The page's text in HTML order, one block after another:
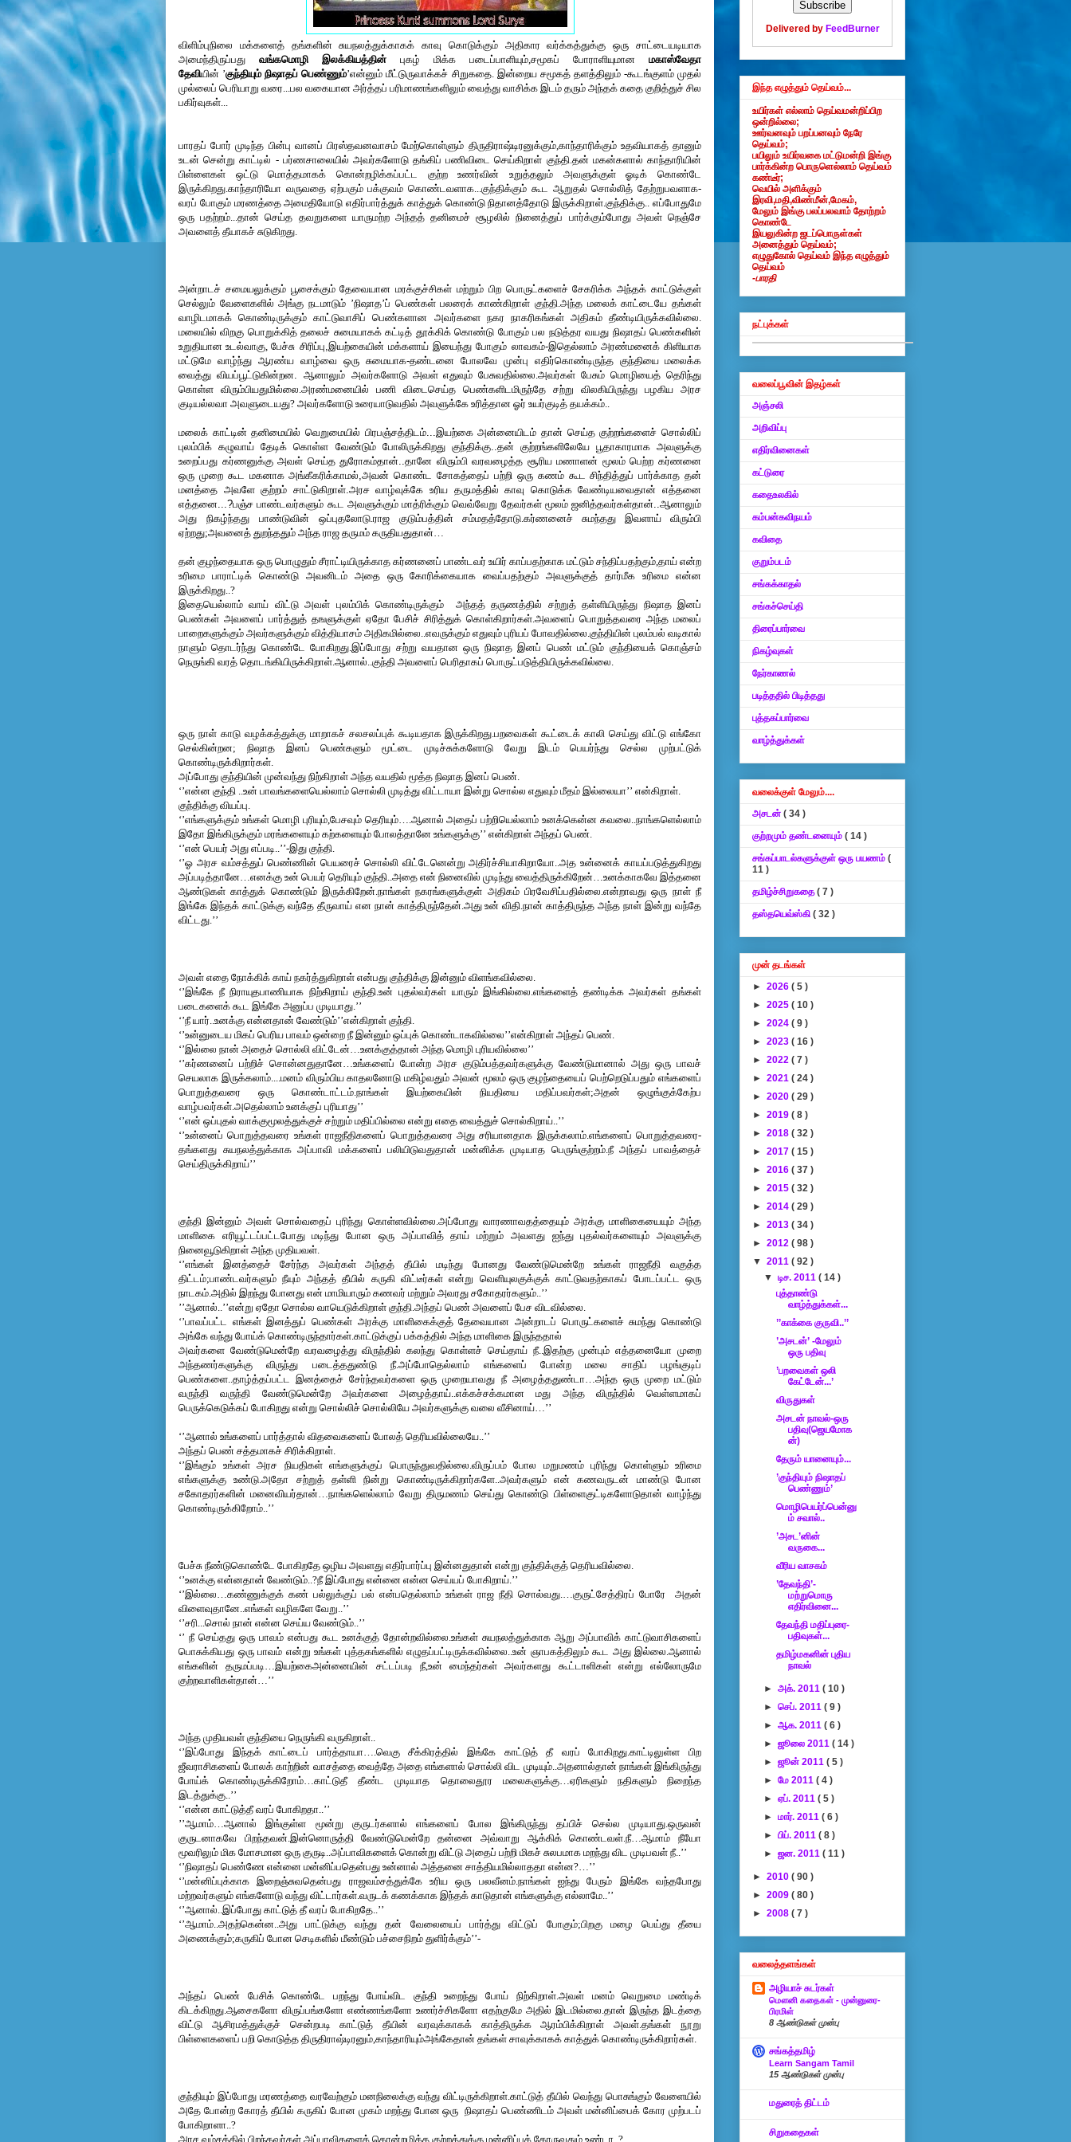
விளிம்புநிலை மக்களைத் தங்களின் சுயநலத்துக்காகக் காவு கொடுக்கும் அதிகார வர்க்கத்துக்கு ஒரு சாட்டையடியாக
அமைந்திருப்பது வங்கமொழி இலக்கியத்தின் புகழ் மிக்க படைப்பாளியும்,சமூகப் போராளியுமான மகாஸ்வேதா
தேவியின் ’குந்தியும் நிஷாதப் பெண்ணும்’என்னும் மீட்டுருவாக்கச் சிறுகதை. இன்றைய சமூகத் தளத்திலும் -கூடங்குளம் முதல்
முல்லைப் பெரியாறு வரை...பல வகையான அர்த்தப் பரிமாணங்களிலும் வைத்து வாசிக்க இடம் தரும் அந்தக் கதை குறித்துச் சில
பகிர்வுகள்...
பாரதப் போர் முடிந்த பின்பு வானப் பிரஸ்தவனவாசம் மேற்கொள்ளும் திருதிராஷ்டிரனுக்கும்,காந்தாரிக்கும் உதவியாகத் தானும்
உடன் சென்று காட்டில் - பர்ணசாலையில் அவர்களோடு தங்கிப் பணிவிடை செய்கிறாள் குந்தி.தன் மகன்களால் காந்தாரியின்
பிள்ளைகள் ஒட்டு மொத்தமாகக் கொன்றழிக்கப்பட்ட குற்ற உணர்வின் உறுத்தலும் அவளுக்குள் ஓடிக் கொண்டே
இருக்கிறது.காந்தாரியோ வருவதை ஏற்பகும் பக்குவம் கொண்டவளாக...குந்திக்கும் கூட ஆறுதல் சொல்லித் தேற்றுபவளாக-
வரப் போகும் மரணத்தை அமைதியோடு எதிர்பார்த்துக் காத்துக் கொண்டு நிதானத்தோடு இருக்கிறாள்.குந்திக்கு.. எப்போதுமே
ஒரு பதற்றம்...தான் செய்த தவறுகளை யாருமற்ற அந்தத் தனிமைச் சூழலில் நினைத்துப் பார்க்கும்போது அவள் நெஞ்சே
அவளைத் தீயாகச் சுடுகிறது.
அன்றாடச் சமையலுக்கும் பூசைக்கும் தேவையான மரக்குச்சிகள் மற்றும் பிற பொருட்களைச் சேகரிக்க அந்தக் காட்டுக்குள்
செல்லும் வேளைகளில் அங்கு நடமாடும் ’நிஷாத’ப் பெண்கள் பலரைக் காண்கிறாள் குந்தி.அந்த மலைக் காட்டையே தங்கள்
வாழிடமாகக் கொண்டிருக்கும் காட்டுவாசிப் பெண்களான அவர்களை நகர நாகரிகங்கள் அதிகம் தீண்டியிருக்கவில்லை.
மலையில் விறகு பொறுக்கித் தலைச் சுமையாகக் கட்டித் தூக்கிக் கொண்டு போகும் பல நடுத்தர வயது நிஷாதப் பெண்களின்
உறுதியான உடல்வாகு, பேச்சு சிரிப்பு,இயற்கையின் மக்களாய் இயைந்து போகும் லாவகம்-இதெல்லாம் அரண்மனைக் கிளியாக
மட்டுமே வாழ்ந்து ஆரண்ய வாழ்வை ஒரு சுமையாக-தண்டனை போலவே முன்பு எதிர்கொண்டிருந்த குந்தியை மலைக்க
வைத்து வியப்பூட்டுகின்றன. ஆனாலும் அவர்களோடு அவள் எதுவும் பேசுவதில்லை.அவர்கள் பேசும் மொழியைத் தெரிந்து
கொள்ள விரும்பியதுமில்லை.அரண்மனையில் பணி விடைசெய்த பெண்களிடமிருந்தே சற்று விலகியிருந்து பழகிய அரச
குடியல்லவா அவளுடையது? அவர்களோடு உரையாடுவதில் அவளுக்கே உரித்தான ஓர் உயர்குடித் தயக்கம்..
மலைக் காட்டின் தனிமையில் வெறுமையில் பிரபஞ்சத்திடம்...இயற்கை அன்னையிடம் தான் செய்த குற்றங்களைச் சொல்லிப்
புலம்பிக் கழுவாய் தேடிக் கொள்ள வேண்டும் போலிருக்கிறது குந்திக்கு..தன் குற்றங்களிலேயே பூதாகாரமாக அவளுக்கு
உறைப்பது கர்ணனுக்கு அவள் செய்த துரோகம்தான்..தானே விரும்பி வரவழைத்த சூரிய மணாளன் மூலம் பெற்ற கர்ணனை
ஒரு முறை கூட மகனாக அங்கீகரிக்காமல்,அவன் கொண்ட சோகத்தைப் பற்றி ஒரு கணம் கூட சிந்தித்துப் பார்க்காத தன்
மனத்தை அவளே குற்றம் சாட்டுகிறாள்.அரச வாழ்வுக்கே உரிய தருமத்தில் காவு கொடுக்க வேண்டியவைதான்
எத்தனை
எத்தனை...?பஞ்ச பாண்டவர்களும் கூட அவளுக்கும் மாத்ரிக்கும் வெவ்வேறு தேவர்கள் மூலம் ஜனித்தவர்கள்தான்..ஆனாலும்
அது
நிகழ்ந்தது பாண்டுவின்
ஒப்புதலோடு.ராஜ குடும்பத்தின் சம்மதத்தோடு.கர்ணனைச் சுமந்தது இவளாய் விரும்பி
ஏற்றது;அவனைத் துறந்ததும் அந்த ராஜ தருமம் கருதியதுதான்…
தன் குழந்தையாக ஒரு பொழுதும் சீராட்டியிருக்காத கர்ணனைப் பாண்டவர் உயிர் காப்பதற்காக மட்டும் சந்திப்பதற்கும்,தாய் என்ற
உரிமை பாராட்டிக் கொண்டு அவனிடம் அதை ஒரு கோரிக்கையாக வைப்பதற்கும் அவளுக்குத் தார்மீக உரிமை என்ன
இருக்கிறது..?
இதையெல்லாம் வாய் விட்டு அவள் புலம்பிக் கொண்டிருக்கும்  அந்தத் தருணத்தில் சற்றுத் தள்ளியிருந்து நிஷாத இனப்
பெண்கள் அவளைப் பார்த்துத் தஙளுக்குள் ஏதோ பேசிச் சிரித்துக் கொள்கிறார்கள்.அவளைப் பொறுத்தவரை அந்த மலைப்
பாறைகளுக்கும் அவர்களுக்கும் வித்தியாசம் அதிகமில்லை..எவருக்கும் எதுவும் புரியப் போவதில்லை.குந்தியின் புலம்பல் வடிகால்
நாளும் தொடர்ந்து கொண்டே போகிறது.இப்போது சற்று வயதான ஒரு நிஷாத இனப் பெண் மட்டும் குந்தியைக் கொஞ்சம்
நெருங்கி வரத் தொடங்கியிருக்கிறாள்.ஆனால்..குந்தி அவளைப் பெரிதாகப் பொருட்படுத்தியிருக்கவில்லை.
ஒரு நாள் காடு வழக்கத்துக்கு மாறாகச் சலசலப்புக் கூடியதாக இருக்கிறது.பறவைகள் கூட்டைக் காலி செய்து விட்டு எங்கோ
செல்கின்றன; நிஷாத இனப் பெண்களும் மூட்டை முடிச்சுக்களோடு வேறு இடம் பெயர்ந்து செல்ல முற்பட்டுக்
கொண்டிருக்கிறார்கள்.
அப்போது குந்தியின் முன்வந்து நிற்கிறாள் அந்த வயதில் மூத்த நிஷாத இனப் பெண்.
‘’என்ன குந்தி ..உன் பாவங்களையெல்லாம் சொல்லி முடித்து விட்டாயா இன்று சொல்ல எதுவும் மீதம் இல்லையா’’ என்கிறாள்.
குந்திக்கு வியப்பு.
‘’எங்களுக்கும் உங்கள் மொழி புரியும்,பேசவும் தெரியும்….ஆனால் அதைப் பற்றியெல்லாம் உனக்கென்ன கவலை..நாங்களெல்லாம்
இதோ இங்கிருக்கும் மரங்களையும் கற்களையும் போலத்தானே உங்களுக்கு’’ என்கிறாள் அந்தப் பெண்.
‘’என் பெயர் அது எப்படி..’’-இது குந்தி.
‘’ஓ அரச வம்சத்துப் பெண்ணின் பெயரைச் சொல்லி விட்டேனென்று அதிர்ச்சியாகிறாயோ..அத உன்னைக் காயப்படுத்துகிறது
அப்படித்தானே…எனக்கு உன் பெயர் தெரியும் குந்தி..அதை என் நினைவில் முடிந்து வைத்திருக்கிறேன்…உனக்காகவே இத்தனை
ஆண்டுகள் காத்துக் கொண்டும் இருக்கிறேன்.நாங்கள் நகரங்களுக்குள் அதிகம் பிரவேசிப்பதில்லை.என்றாவது ஒரு நாள் நீ
இங்கே இந்தக் காட்டுக்கு வந்தே தீருவாய் என நான் காத்திருந்தேன்.அது உன் விதி.நான் காத்திருந்த அந்த நாள் இன்று வந்தே
விட்டது.’’
அவள் எதை நோக்கிக் காய் நகர்த்துகிறாள் என்பது குந்திக்கு இன்னும் விளங்கவில்லை.
‘’இங்கே நீ நிராயுதபாணியாக நிற்கிறாய் குந்தி.உன் புதல்வர்கள் யாரும் இங்கில்லை.எங்களைத் தண்டிக்க அவர்கள் தங்கள்
படைகளைக் கூட இங்கே அனுப்ப முடியாது.’’
‘’நீ யார்..உனக்கு என்னதான் வேண்டும்’’என்கிறாள் குந்தி.
‘’உன்னுடைய மிகப் பெரிய பாவம் ஒன்றை நீ இன்னும் ஒப்புக் கொண்டாகவில்லை’’என்கிறாள் அந்தப் பெண்.
‘’இல்லை நான் அதைச் சொல்லி விட்டேன்…உனக்குத்தான் அந்த மொழி புரியவில்லை’’
‘’கர்ணனைப் பற்றிச் சொன்னதுதானே…உங்களைப் போன்ற அரச குடும்பத்தவர்களுக்கு வேண்டுமானால் அது ஒரு பாவச்
செயலாக இருக்கலாம்....மனம் விரும்பிய காதலனோடு மகிழ்வதும் அவன் மூலம் ஒரு குழந்தையைப் பெற்றெடுப்பதும் எங்களைப்
பொறுத்தவரை ஒரு கொண்டாட்டம்.நாங்கள் இயற்கையின் நியதியை மதிப்பவர்கள்;அதன் ஒழுங்குக்கேற்ப
வாழ்பவர்கள்.அதெல்லாம் உனக்குப் புரியாது’’
‘’என் ஒப்புதல் வாக்குமூலத்துக்குச் சற்றும் மதிப்பில்லை என்று எதை வைத்துச் சொல்கிறாய்..’’
‘’உன்னைப் பொறுத்தவரை உங்கள் ராஜநீதிகளைப் பொறுத்தவரை அது சரியானதாக இருக்கலாம்.எங்களைப் பொறுத்தவரை-
தங்களது சுயநலத்துக்காக அப்பாவி மக்களைப் பலியிடுவதுதான் மன்னிக்க முடியாத பெருங்குற்றம்.நீ அந்தப் பாவத்தைச்
செய்திருக்கிறாய்’’
குந்தி இன்னும் அவள் சொல்வதைப் புரிந்து கொள்ளவில்லை.அப்போது வாரணாவதத்தையும் அரக்கு மாளிகையையும் அந்த
மாளிகை எரியூட்டப்பட்டபோது மடிந்து போன ஒரு அப்பாவித் தாய் மற்றும் அவளது ஐந்து புதல்வர்களையும்
நினைவூடுகிறாள் அந்த முதியவள்.
‘’எங்கள் இனத்தைச் சேர்ந்த அவர்கள் அந்தத் தீயில் மடிந்து போனது வேண்டுமென்றே உங்கள் ராஜநீதி வகுத்த
திட்டம்;பாண்டவர்களும் நீயும் அந்தத் தீயில் கருகி விட்டீர்கள் என்று வெளியுலகுக்குக் காட்டுவதற்காகப் போடப்பட்ட ஒரு
நாடகம்.அதில் இறந்து போனது என் மாமியாரும் கணவர் மற்றும் அவரது சகோதரர்களும்..’’
’’ஆனால்..’’என்று ஏதோ சொல்ல வாயெடுக்கிறாள் குந்தி.அந்தப் பெண் அவளைப் பேச விடவில்லை.
‘’பாவப்பட்ட எங்கள் இனத்துப் பெண்கள் அரக்கு மாளிகைக்குத் தேவையான அன்றாடப் பொருட்களைச் சுமந்து கொண்டு
அங்கே வந்து போய்க் கொண்டிருந்தார்கள்.காட்டுக்குப் பக்கத்தில் அந்த மாளிகை இருந்ததால்
அவர்களை வேண்டுமென்றே வரவழைத்து விருந்தில் கலந்து கொள்ளச் செய்தாய் நீ..இதற்கு முன்பும் எத்தனையோ முறை
அந்தணர்களுக்கு விருந்து படைத்ததுண்டு நீ.அப்போதெல்லாம் எங்களைப் போன்ற மலை சாதிப் பழங்குடிப்
பெண்களை..தாழ்த்தப்பட்ட இனத்தைச் சேர்ந்தவர்களை ஒரு முறையாவது நீ அழைத்ததுண்டா…அந்த ஒரு முறை மட்டும்
வருந்தி வருந்தி வேண்டுமென்றே அவர்களை அழைத்தாய்..எக்கச்சக்கமான மது அந்த விருந்தில் வெள்ளமாகப்
பெருக்கெடுக்கப் போகிறது என்று சொல்லிச் சொல்லியே அவர்களுக்கு வலை வீசினாய்…’’
‘’ஆனால் உங்களைப் பார்த்தால் விதவைகளைப் போலத் தெரியவில்லையே..’’
அந்தப் பெண் சத்தமாகச் சிரிக்கிறாள்.
‘’இங்கும் உங்கள் அரச நியதிகள் எங்களுக்குப் பொருந்துவதில்லை.விருப்பம் போல மறுமணம் புரிந்து கொள்ளும் உரிமை
எங்களுக்கு உண்டு.அதோ சற்றுத் தள்ளி நின்று கொண்டிருக்கிறார்களே..அவர்களும் என் கணவருடன் மாண்டு போன
சகோதரர்களின் மனைவியர்தான்…நாங்களெல்லாம் வேறு திருமணம் செய்து கொண்டு பிள்ளைகுட்டிகளோடுதான் வாழ்ந்து
கொண்டிருக்கிறோம்..’’
பேச்சு நீண்டுகொண்டே போகிறதே ஒழிய அவளது எதிர்பார்ப்பு இன்னதுதான் என்று குந்திக்குத் தெரியவில்லை.
‘’உனக்கு என்னதான் வேண்டும்..?நீ இப்போது என்னை என்ன செய்யப் போகிறாய்.’’
‘’இல்லை…கண்ணுக்குக் கண் பல்லுக்குப் பல் என்பதெல்லாம் உங்கள் ராஜ நீதி சொல்வது.…குருட்சேத்திரப் போரே  அதன்
விளைவுதானே..எங்கள் வழிகளே வேறு..’’
‘’சரி...சொல் நான் என்ன செய்ய வேண்டும்..’’
‘’ நீ செய்தது ஒரு பாவம் என்பது கூட உனக்குத் தோன்றவில்லை.உங்கள் சுயநலத்துக்காக ஆறு அப்பாவிக் காட்டுவாசிகளைப்
பொசுக்கியது ஒரு பாவம் என்று உங்கள் புத்தகங்களில் எழுதப்பட்டிருக்கவில்லை..உன் ஞாபகத்திலும் கூட அது இல்லை.ஆனால்
எங்களின் தருமப்படி…இயற்கைஅன்னையின் சட்டப்படி நீ,உன் மைந்தர்கள் அவர்களது கூட்டாளிகள் என்று எல்லோருமே
குற்றவாளிகள்தான்…’’
அந்த முதியவள் குந்தியை நெருங்கி வருகிறாள்..
‘’இப்போது இந்தக் காட்டைப் பார்த்தாயா….வெகு சீக்கிரத்தில் இங்கே காட்டுத் தீ வரப் போகிறது.காட்டிலுள்ள பிற
ஜீவராசிகளைப் போலக் காற்றின் வாசத்தை வைத்தே அதை எங்களால் சொல்லி விட முடியும்..அதனால்தான் நாங்கள் இங்கிருந்து
போய்க் கொண்டிருக்கிறோம்…காட்டுதீ தீண்ட முடியாத தொலைதூர மலைகளுக்கு…ஏரிகளும் நதிகளும் நிறைந்த
இடத்துக்கு..’’
‘’என்ன காட்டுத்தீ வரப் போகிறதா..’’
’’ஆமாம்…ஆனால் இங்குள்ள மூன்று குருடர்களால் எங்களைப் போல இங்கிருந்து தப்பிச் செல்ல முடியாது.ஒருவன்
குருடனாகவே பிறந்தவன்.இன்னொருத்தி வேண்டுமென்றே தன்னை அவ்வாறு ஆக்கிக் கொண்டவள்.நீ…ஆமாம் நீயோ
மூவரிலும் மிக மோசமான ஒரு குருடி..அப்பாவிகளைக் கொன்று விட்டு அதைப் பற்றி மிகச் சுலபமாக மறந்து விட முடிபவள் நீ..’’
‘’நிஷாதப் பெண்ணே என்னை மன்னிப்பதென்பது உன்னால் அத்தனை சாத்தியமில்லாததா என்ன?…’’
‘’மன்னிப்புக்காக இறைஞ்சுவதென்பது ராஜவம்சத்துக்கே உரிய ஒரு பலவீனம்.நாங்கள் ஐந்து பேரும் இங்கே வந்தபோது
மற்றவர்களும் எங்களோடு வந்து விட்டார்கள்.வருடக் கணக்காக இந்தக் காடுதான் எங்களுக்கு எல்லாமே..’’
‘’ஆனால்..இப்போது காட்டுத் தீ வரப் போகிறதே..’’
‘’ஆமாம்..அதற்கென்ன..அது பாட்டுக்கு வந்து தன் வேலையைப் பார்த்து விட்டுப் போகும்;பிறகு மழை பெய்து தீயை
அணைக்கும்;கருகிப் போன செடிகளில் மீண்டும் பச்சைநிறம் துளிர்க்கும்’’-
அந்தப் பெண் பேசிக் கொண்டே பறந்து போய்விட குந்தி உறைந்து போய் நிற்கிறாள்.அவள் மனம் வெறுமை மண்டிக்
கிடக்கிறது.ஆசைகளோ விருப்பங்களோ எண்ணங்களோ உணர்ச்சிகளோ எதற்குமே அதில் இடமில்லை.தான் இருந்த இடத்தை
விட்டு ஆசிரமத்துக்குச் சென்றபடி காட்டுத் தீயின் வரவுக்காகக் காத்திருக்க ஆரம்பிக்கிறாள் அவள்.தங்கள் நூறு
பிள்ளைகளைப் பறி கொடுத்த திருதிராஷ்டிரனும்,காந்தாரியும்அங்கேதான் தங்கள் சாவுக்காகக் காத்துக் கொண்டிருக்கிறார்கள்.
குந்தியும் இப்போது மரணத்தை வரவேற்கும் மனநிலைக்கு வந்து விட்டிருக்கிறாள்.காட்டுத் தீயில் வெந்து பொசுங்கும் வேளையில்
அதே போன்ற கோரத் தீயில் கருகிப் போன முகம் மறந்து போன ஒரு  நிஷாதப் பெண்ணிடம் அவள் மன்னிப்பைக் கோர முற்படப்
போகிறாளா..?
அரச வம்சத்தில் பிறந்தவர்கள் அப்பாவிகளைக் கொன்றழித்த குற்றத்துக்கு மன்னிப்புக் கோருவதும் உண்டா..?
Delivered by FeedBurner
இந்த எழுத்தும் தெய்வம்...
உயிர்கள் எல்லாம் தெய்வமன்றிப்பிற
ஒன்றில்லை;
ஊர்வனவும் பறப்பனவும் நேரே
தெய்வம்;
பயிலும் உயிர்வகை மட்டுமன்றி இங்கு
பார்க்கின்ற பொருளெல்லாம் தெய்வம்
கண்டீர்;
வெயில் அளிக்கும்
இரவி,மதி,விண்மீன்,மேகம்,
மேலும் இங்கு பலப்பலவாம் தோற்றம்
கொண்டே
இயலுகின்ற ஜடப்பொருள்கள்
அனைத்தும் தெய்வம்;
எழுதுகோல் தெய்வம் இந்த எழுத்தும்
தெய்வம்
-பாரதி
நட்புக்கள்
வலைப்பூவின் இதழ்கள்
அஞ்சலி
அறிவிப்பு
எதிர்வினைகள்
கட்டுரை
கதைஉலகில்
கம்பன்கவிநயம்
கவிதை
குறும்படம்
சங்கக்காதல்
சங்கச்செய்தி
திரைப்பார்வை
நிகழ்வுகள்
நேர்காணல்
படித்ததில் பிடித்தது
புத்தகப்பார்வை
வாழ்த்துக்கள்
வலைக்குள் மேலும்....
அசடன் ( 34 )
குற்றமும் தண்டனையும் ( 14 )
சங்கப்பாடல்களுக்குள் ஒரு பயணம் (
11 )
தமிழ்ச்சிறுகதை( 7 )
தஸ்தயெவ்ஸ்கி ( 32 )
முன் தடங்கள்
► 2026 ( 5 )
► 2025 ( 10 )
► 2024 ( 9 )
► 2023 ( 16 )
► 2022 ( 7 )
► 2021 ( 24 )
► 2020 ( 29 )
► 2019 ( 8 )
► 2018 ( 32 )
► 2017 ( 15 )
► 2016 ( 37 )
► 2015 ( 32 )
► 2014 ( 29 )
► 2013 ( 34 )
► 2012 ( 98 )
▼ 2011 ( 92 )
▼டிச. 2011( 14 )
புத்தாண்டு
வாழ்த்துக்கள்...
’’காக்கை குருவி..’’
’அசடன்’ -மேலும்
ஒரு பதிவு
’பறவைகள் ஒலி
கேட்டேன்...’
விருதுகள்
அசடன் நாவல்-ஒரு
பதிவு(ஜெயமோக
ன்)
தேரும் யானையும்...
’குந்தியும் நிஷாதப்
பெண்ணும்’
மொழிபெயர்ப்பென்னு
ம் சவால்..
’அசட’னின்
வருகை...
வீரிய வாசகம்
’தேவந்தி’-
மற்றுமொரு
எதிர்வினை...
தேவந்தி மதிப்புரை-
பதிவுகள்...
தமிழ்மகனின் புதிய
நாவல்
►அக். 2011( 10 )
►செப். 2011( 9 )
►ஆக. 2011( 6 )
►ஜூலை 2011( 14 )
►ஜூன் 2011( 5 )
►மே 2011( 4 )
►ஏப். 2011( 5 )
►மார். 2011( 6 )
►பிப். 2011( 8 )
►ஜன. 2011( 11 )
► 2010 ( 90 )
► 2009 ( 80 )
► 2008 ( 7 )
வலைத்தளங்கள்
அழியாச் சுடர்கள்
மௌனி கதைகள் - முன்னுரை-
பிரமிள்
8 ஆண்டுகள் முன்பு
சங்கத்தமிழ்
Learn Sangam Tamil
15 ஆண்டுகள் முன்பு
மதுரைத் திட்டம்
சிறுகதைகள்